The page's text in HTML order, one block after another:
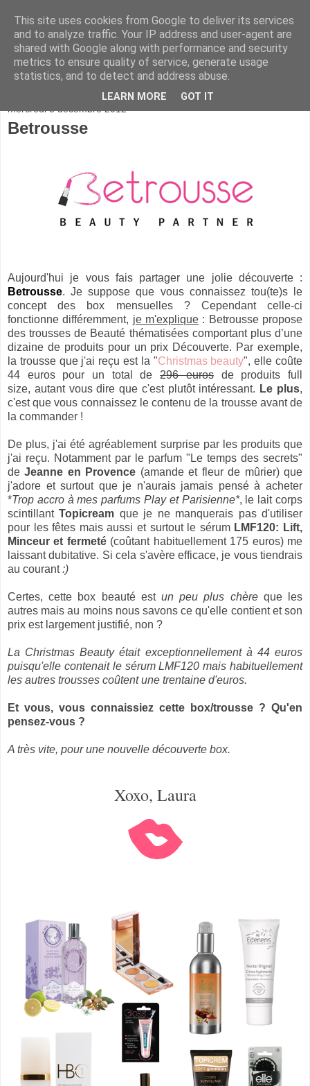
mercredi 5 décembre 2012
Betrousse
Aujourd'hui je vous fais partager une jolie découverte :
Betrousse. Je suppose que vous connaissez tou(te)s le
concept des box mensuelles ? Cependant celle-ci
fonctionne différemment, je m'explique : Betrousse propose
des trousses de Beauté thématisées comportant plus d’une
dizaine de produits pour un prix Découverte. Par exemple,
la trousse que j'ai reçu est la "Christmas beauty", elle coûte
44 euros pour un total de296 eurosde produits full
size, autant vous dire que c'est plutôt intéressant. Le plus,
c'est que vous connaissez le contenu de la trousse avant de
la commander !
De plus, j'ai été agréablement surprise par les produits que
j'ai reçu. Notamment par le parfum "Le temps des secrets"
deJeanne en Provence (amande et fleur de mûrier) que
j'adore et surtout que je n'aurais jamais pensé à acheter
*Trop accro à mes parfums Play et Parisienne*, le lait corps
scintillantTopicream que je ne manquerais pas d'utiliser
pour les fêtes mais aussi et surtout le sérum LMF120: Lift,
Minceur et fermeté(coûtant habituellement 175 euros) me
laissant dubitative. Si cela s'avère efficace, je vous tiendrais
au courant:)
Certes, cette box beauté est un peu plus chèreque les
autres mais au moins nous savons ce qu'elle contient et son
prix est largement justifié, non ?
La Christmas Beauty était exceptionnellement à 44 euros
puisqu'elle contenait le sérum LMF120 mais habituellement
les autres trousses coûtent une trentaine d'euros.
Et vous, vous connaissiez cette box/trousse ? Qu'en
pensez-vous ?
A très vite, pour une nouvelle découverte box.
Xoxo, Laura
This site uses cookies from Google to deliver its services
and to analyze traffic. Your IP address and user-agent are
shared with Google along with performance and security
metrics to ensure quality of service, generate usage
statistics, and to detect and address abuse.
LEARN MORE GOT IT